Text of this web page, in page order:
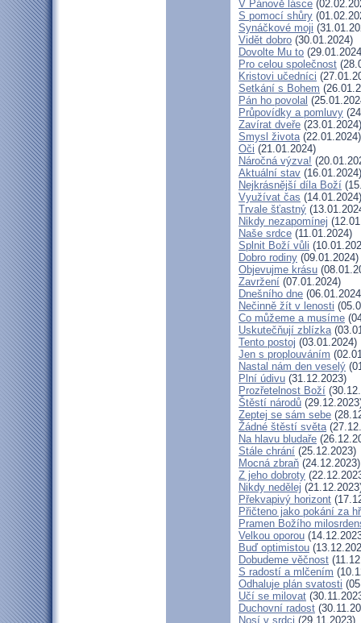
V Pánově lásce
S pomocí shůry
Synáčkové moji
Vidět dobro (30.01.2024)
Dovolte Mu to
Pro celou společnost
Kristovi učedníci
Setkání s Bohem
Pán ho povolal
Průpovídky a pomluvy
Zavírat dveře (23.01.2024)
Smysl života(22.01.2024)
Oči (21.01.2024)
Náročná výzva!
Aktuální stav (16.01.2024)
Nejkrásnější díla Boží
Využívat čas (14.01.2024)
Trvale šťastný
Nikdy nezapomínej
Naše srdce (11.01.2024)
Splnit Boží vůli
Dobro rodiny (09.01.2024)
Objevujme krásu
Zavržení (07.01.2024)
Dnešního dne
Nečinně žít v lenosti
Co můžeme a musíme
Uskutečňují zblízka
Tento postoj (03.01.2024)
Jen s proplouváním
Nastal nám den veselý
Plní údivu (31.12.2023)
Prozřetelnost Boží
Štěstí národů
Zeptej se sám sebe
Žádné štěstí světa
Na hlavu bludaře
Stále chrání (25.12.2023)
Mocná zbraň (24.12.2023)
Z jeho dobroty
Nikdy nedělej
Překvapivý horizont
Přičteno jako pokání za
Pramen Božího
Velkou oporou
Buď optimistou
Dobudeme věčnost
S radostí a mlčením
Odhaluje plán svatosti
Učí se milovat
Duchovní radost
Nosí v srdci (29.11.2023)